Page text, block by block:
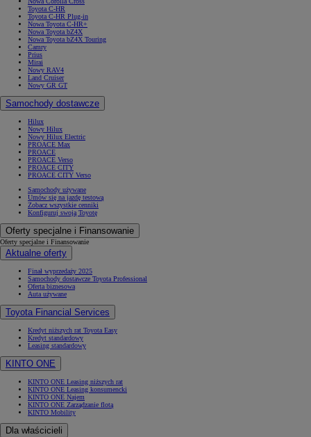
Toyota C-HR
Toyota C-HR Plug-in
Nowa Toyota C-HR+
Nowa Toyota bZ4X
Nowa Toyota bZ4X Touring
Camry
Prius
Mirai
Nowy RAV4
Land Cruiser
Nowy GR GT
Samochody dostawcze
Hilux
Nowy Hilux
Nowy Hilux Electric
PROACE Max
PROACE
PROACE Verso
PROACE CITY
PROACE CITY Verso
Samochody używane
Umów się na jazdę testową
Zobacz wszystkie cenniki
Konfiguruj swoją Toyotę
Oferty specjalne i Finansowanie
Oferty specjalne i Finansowanie
Aktualne oferty
Finał wyprzedaży 2025
Samochody dostawcze Toyota Professional
Oferta biznesowa
Auta używane
Toyota Financial Services
Kredyt niższych rat Toyota Easy
Kredyt standardowy
Leasing standardowy
KINTO ONE
KINTO ONE Leasing niższych rat
KINTO ONE Leasing konsumencki
KINTO ONE Najem
KINTO ONE Zarządzanie flotą
KINTO Mobility
Dla właścicieli